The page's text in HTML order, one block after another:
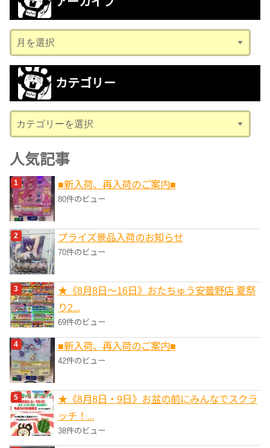
ー
カ
ブ
カテゴリー
テ
ゴ
リ
ー
人気記事
■新入荷、再入荷のご案内■
80件のビュー
プライズ景品入荷のお知らせ
70件のビュー
★《8月8日～16日》おたちゅう安曇野店 夏祭
り2...
69件のビュー
■新入荷、再入荷のご案内■
42件のビュー
★《8月8日・9日》お盆の前にみんなでスクラ
ッチ！...
38件のビュー